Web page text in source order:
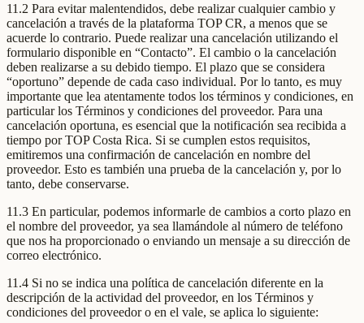
11.2 Para evitar malentendidos, debe realizar cualquier cambio y
cancelación a través de la plataforma TOP CR, a menos que se
acuerde lo contrario. Puede realizar una cancelación utilizando el
formulario disponible en “Contacto”. El cambio o la cancelación
deben realizarse a su debido tiempo. El plazo que se considera
“oportuno” depende de cada caso individual. Por lo tanto, es muy
importante que lea atentamente todos los términos y condiciones, en
particular los Términos y condiciones del proveedor. Para una
cancelación oportuna, es esencial que la notificación sea recibida a
tiempo por TOP Costa Rica. Si se cumplen estos requisitos,
emitiremos una confirmación de cancelación en nombre del
proveedor. Esto es también una prueba de la cancelación y, por lo
tanto, debe conservarse.
11.3 En particular, podemos informarle de cambios a corto plazo en
el nombre del proveedor, ya sea llamándole al número de teléfono
que nos ha proporcionado o enviando un mensaje a su dirección de
correo electrónico.
11.4 Si no se indica una política de cancelación diferente en la
descripción de la actividad del proveedor, en los Términos y
condiciones del proveedor o en el vale, se aplica lo siguiente: